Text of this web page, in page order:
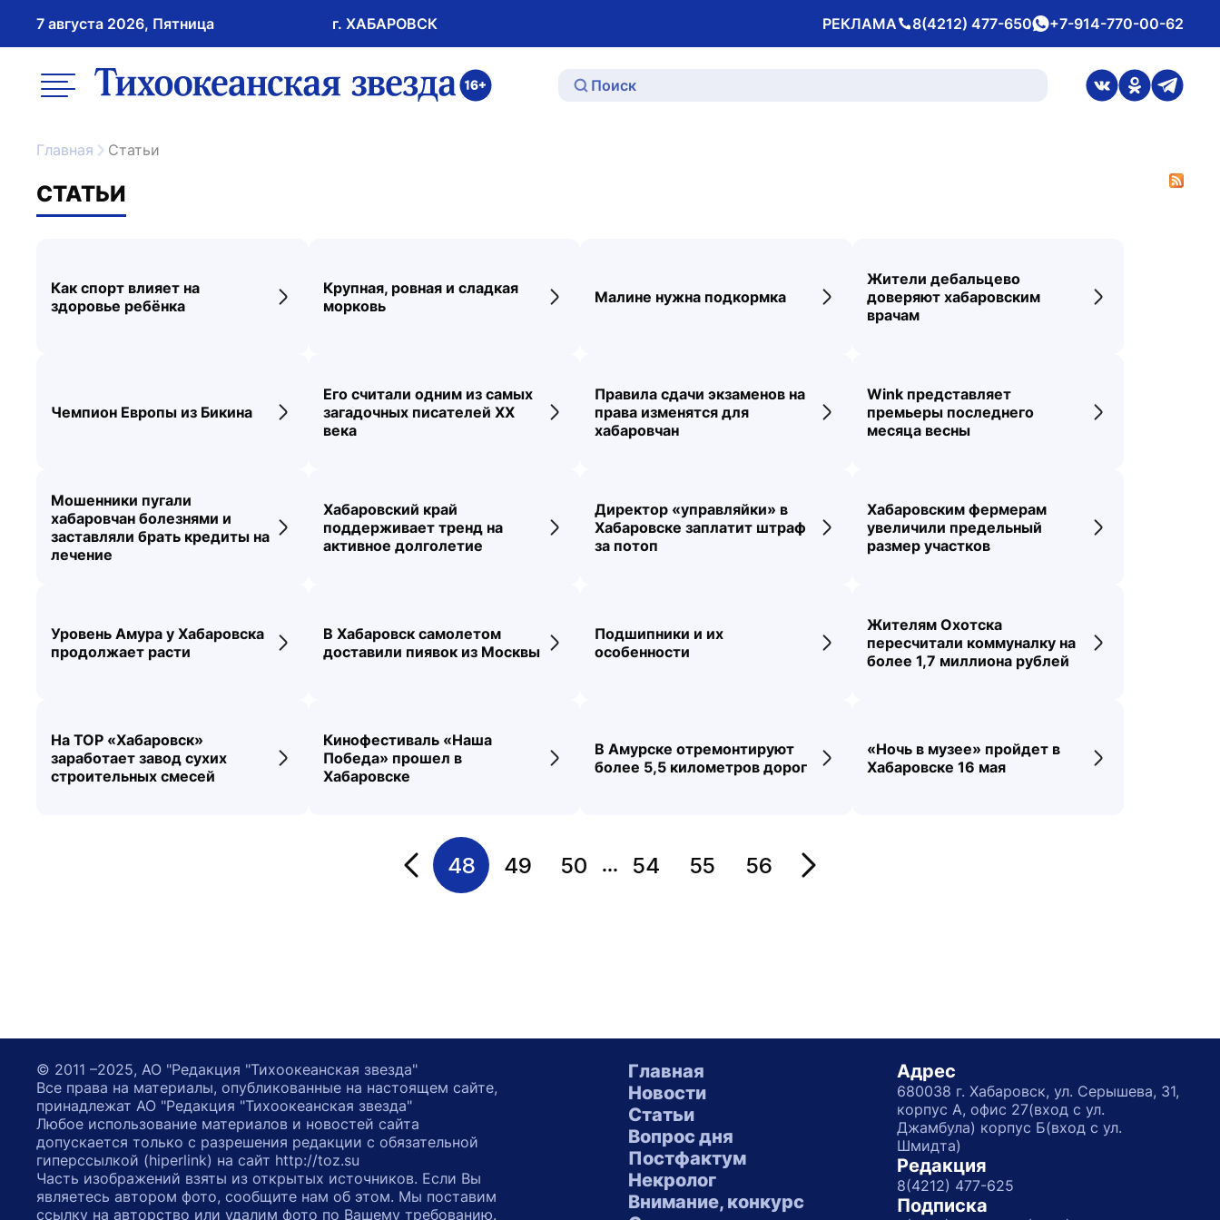
7 августа 2026, Пятница г. ХАБАРОВСК РЕКЛАМА
Телефон 8(4212) 477-650whatsApp
+7-914-770-00-62
меню ссылка на главную
ссылка на
ссылка на
Главная Статьи
СТАТЬИ
Как спорт влияет на
здоровье ребёнка
Переход к новости
Крупная, ровная и сладкая
морковь
Переход к новости
Малине нужна подкормка Переход к новости
Жители дебальцево
доверяют хабаровским
врачам
Переход к
Чемпион Европы из Бикина Переход к новости
Его считали одним из самых
загадочных писателей ХХ
века
Переход к новости
Правила сдачи экзаменов на
права изменятся для
хабаровчан
Переход к новости
Wink представляет
премьеры последнего
месяца весны
Переход к
Мошенники пугали
хабаровчан болезнями и
заставляли брать кредиты на
лечение
Переход к новости
Хабаровский край
поддерживает тренд на
активное долголетие
Переход к новости
Директор «управляйки» в
Хабаровске заплатит штраф
за потоп
Переход к новости
Хабаровским фермерам
увеличили предельный
размер участков
Переход к
Уровень Амура у Хабаровска
продолжает расти
Переход к новости
В Хабаровск самолетом
доставили пиявок из Москвы
Переход к новости
Подшипники и их
особенности
Переход к новости
Жителям Охотска
пересчитали коммуналку на
более 1,7 миллиона рублей
Переход к
На ТОР «Хабаровск»
заработает завод сухих
строительных смесей
Переход к новости
Кинофестиваль «Наша
Победа» прошел в
Хабаровске
Переход к новости
В Амурске отремонтируют
более 5,5 километров дорог
Переход к новости
«Ночь в музее» пройдет в
Хабаровске 16 мая
Переход к
Переход на страницу
48 49 50 ... 54 55 56 Переход на страницу
Главная
Новости
Статьи
Вопрос дня
Постфактум
Некролог
Внимание, конкурс
Адрес
680038 г. Хабаровск, ул. Серышева, 31,
корпус А, офис 27(вход с ул.
Джамбула) корпус Б(вход с ул.
Шмидта)
Редакция
8(4212) 477-625
Подписка
© 2011 –2025, АО "Редакция "Тихоокеанская звезда"
Все права на материалы, опубликованные на настоящем сайте,
принадлежат АО "Редакция "Тихоокеанская звезда"
Любое использование материалов и новостей сайта
допускается только с разрешения редакции с обязательной
гиперссылкой (hiperlink) на сайт http://toz.su
Часть изображений взяты из открытых источников. Если Вы
являетесь автором фото, сообщите нам об этом. Мы поставим
ссылку на авторство или удалим фото по Вашему требованию.